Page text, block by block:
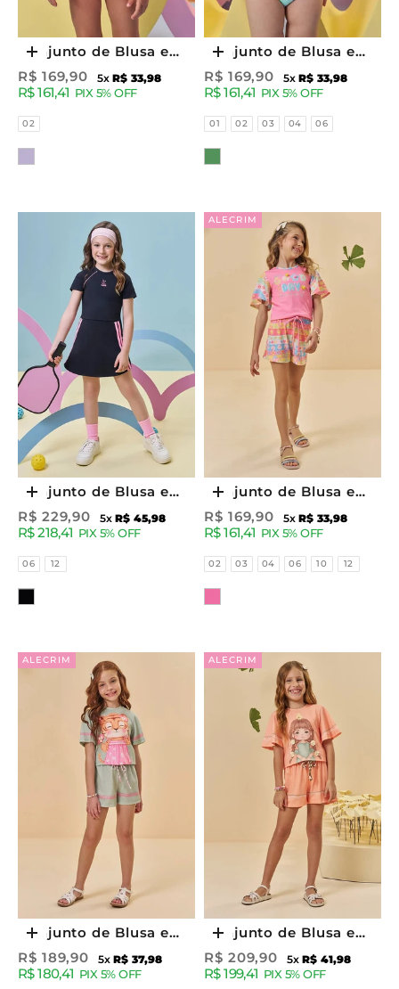
Escolher opções
Conjunto de Blusa e
Calcinha em Malha
com Proteção UV50+
96254 Kukiê Infantil
Menina
Preço promocional
R$ 169,90 5xR$ 33,98
R$ 161,41 PIX 5% OFF
Tamanhos
02
Escolher opções
Conjunto de Blusa e
Calcinha em Malha
com Proteção UV50+
96262 Kukiê Infantil
Menina
Preço promocional
R$ 169,90 5xR$ 33,98
R$ 161,41 PIX 5% OFF
Tamanhos
01 02 03 04 06
Escolher opções
Conjunto de Blusa e
Saia Esportiva em
Poliamida (com Shorts
Embutido) 96956 Kukiê
Infantil Menina
Preço promocional
R$ 229,90 5xR$ 45,98
R$ 218,41 PIX 5% OFF
Tamanhos
06 12
ALECRIM
Escolher opções
Conjunto de Blusa e
Shorts em Malha Fresh
94610 Kukiê Infantil
Menina
Preço promocional
R$ 169,90 5xR$ 33,98
R$ 161,41 PIX 5% OFF
Tamanhos
02 03 04 06 10 12
ALECRIM
Escolher opções
Conjunto de Blusa e
Shorts em Malha Fresh
95020 Kukiê Infantil
Preço promocional
R$ 189,90 5xR$ 37,98
R$ 180,41 PIX 5% OFF
ALECRIM
Escolher opções
Conjunto de Blusa e
Shorts em Malha Fresh
95026 Kukiê Infantil
Preço promocional
R$ 209,90 5xR$ 41,98
R$ 199,41 PIX 5% OFF